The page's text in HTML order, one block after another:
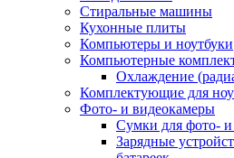
Стиральные машины
Кухонные плиты
Компьютеры и ноутбуки
Компьютерные
Охлаждение
Комплектующие для
Фото- и видеокамеры
Сумки для фото- и
Зарядные